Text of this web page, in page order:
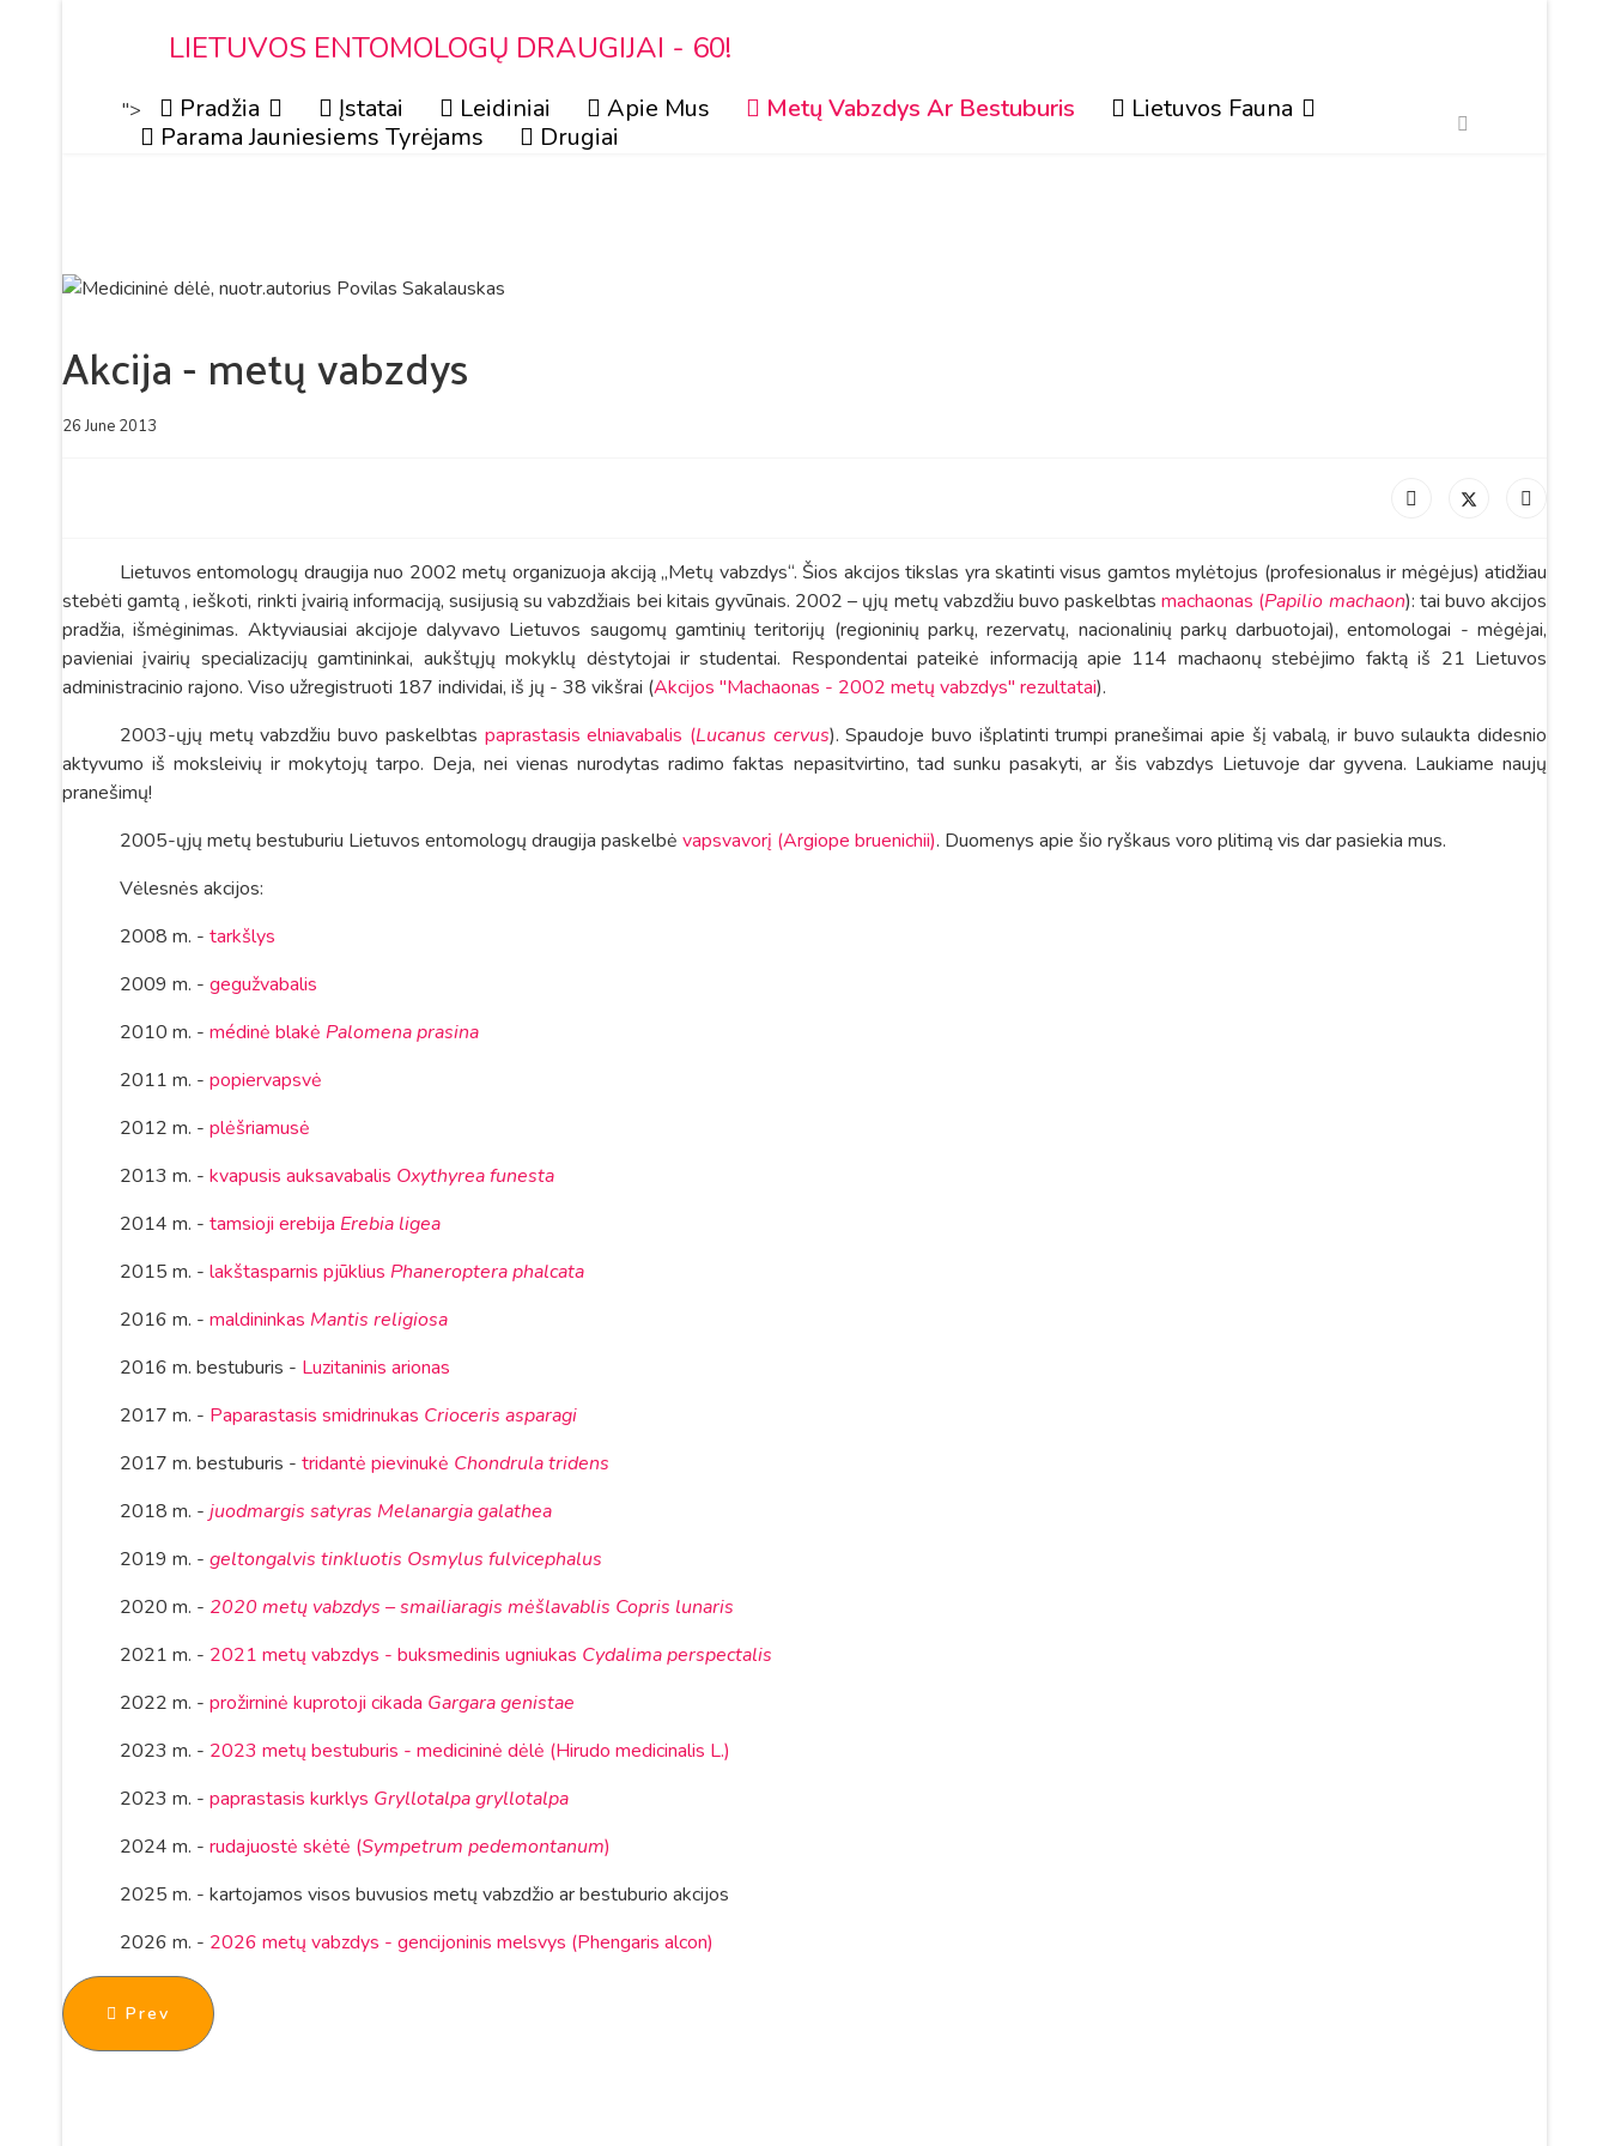
LIETUVOS ENTOMOLOGŲ DRAUGIJAI - 60!
"> Pradžia Įstatai Leidiniai Apie Mus Metų Vabzdys Ar Bestuburis
Lietuvos Fauna
Parama Jauniesiems Tyrėjams
Drugiai
Akcija - metų vabzdys
26 June 2013
Lietuvos entomologų draugija nuo 2002 metų organizuoja akciją „Metų vabzdys“. Šios akcijos tikslas yra skatinti visus gamtos mylėtojus (profesionalus ir mėgėjus) atidžiau
stebėti gamtą , ieškoti, rinkti įvairią informaciją, susijusią su vabzdžiais bei kitais gyvūnais. 2002 – ųjų metų vabzdžiu buvo paskelbtasmachaonas (Papilio machaon): tai buvo akcijos
pradžia, išmėginimas. Aktyviausiai akcijoje dalyvavo Lietuvos saugomų gamtinių teritorijų (regioninių parkų, rezervatų, nacionalinių parkų darbuotojai), entomologai - mėgėjai,
pavieniai įvairių specializacijų gamtininkai, aukštųjų mokyklų dėstytojai ir studentai. Respondentai pateikė informaciją apie 114 machaonų stebėjimo faktą iš 21 Lietuvos
administracinio rajono. Viso užregistruoti 187 individai, iš jų - 38 vikšrai (Akcijos "Machaonas - 2002 metų vabzdys" rezultatai).
2003-ųjų metų vabzdžiu buvo paskelbtas paprastasis elniavabalis (Lucanus cervus). Spaudoje buvo išplatinti trumpi pranešimai apie šį vabalą, ir buvo sulaukta didesnio
aktyvumo iš moksleivių ir mokytojų tarpo. Deja, nei vienas nurodytas radimo faktas nepasitvirtino, tad sunku pasakyti, ar šis vabzdys Lietuvoje dar gyvena. Laukiame naujų
pranešimų!
2005-ųjų metų bestuburiu Lietuvos entomologų draugija paskelbė vapsvavorį (Argiope bruenichii). Duomenys apie šio ryškaus voro plitimą vis dar pasiekia mus.
Vėlesnės akcijos:
2008 m. - tarkšlys
2009 m. - gegužvabalis
2010 m. - médinė blakė Palomena prasina
2011 m. - popiervapsvė
2012 m. - plėšriamusė
2013 m. - kvapusis auksavabalis Oxythyrea funesta
2014 m. - tamsioji erebija Erebia ligea
2015 m. - lakštasparnis pjūklius Phaneroptera phalcata
2016 m. - maldininkas Mantis religiosa
2016 m. bestuburis - Luzitaninis arionas
2017 m. - Paparastasis smidrinukas Crioceris asparagi
2017 m. bestuburis - tridantė pievinukė Chondrula tridens
2018 m. - juodmargis satyras Melanargia galathea
2019 m. - geltongalvis tinkluotis Osmylus fulvicephalus
2020 m. - 2020 metų vabzdys – smailiaragis mėšlavablis Copris lunaris
2021 m. - 2021 metų vabzdys - buksmedinis ugniukas Cydalima perspectalis
2022 m. - prožirninė kuprotoji cikada Gargara genistae
2023 m. - 2023 metų bestuburis - medicininė dėlė (Hirudo medicinalis L.)
2023 m. - paprastasis kurklys Gryllotalpa gryllotalpa
2024 m. - rudajuostė skėtė (Sympetrum pedemontanum)
2025 m. - kartojamos visos buvusios metų vabzdžio ar bestuburio akcijos
2026 m. - 2026 metų vabzdys - gencijoninis melsvys (Phengaris alcon)
Previous article: Akcijos "Machaonas - 2002 metų vabzdys" rezultatai
Prev